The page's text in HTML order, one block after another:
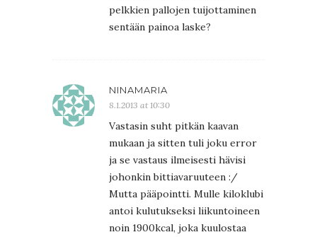
pelkkien pallojen tuijottaminen
sentään painoa laske?
NINAMARIA
8.1.2013 at 10:30
Vastasin suht pitkän kaavan
mukaan ja sitten tuli joku error
ja se vastaus ilmeisesti hävisi
johonkin bittiavaruuteen :/
Mutta pääpointti. Mulle kiloklubi
antoi kulutukseksi liikuntoineen
noin 1900kcal, joka kuulostaa